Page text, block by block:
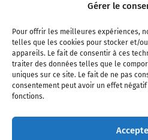
Gérer le
Pour offrir les meilleures expériences,
telles que les cookies pour stocker et/
appareils. Le fait de consentir à ces
traiter des données telles que le
uniques sur ce site. Le fait de ne pas
consentement peut avoir un effet
fonctions.
LES ACCESSOIRES
EMBALLAGES